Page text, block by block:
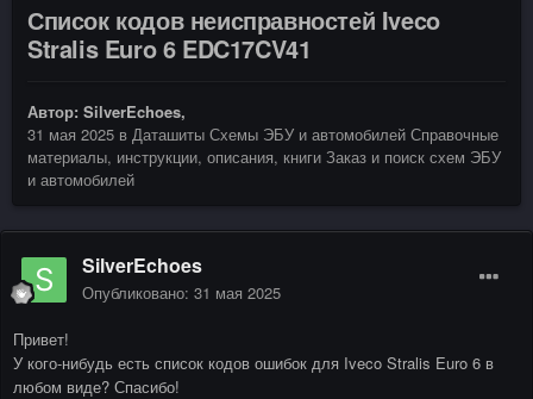
Список кодов неисправностей Iveco
Stralis Euro 6 EDC17CV41
Автор: SilverEchoes,
31 мая 2025 в Даташиты Схемы ЭБУ и автомобилей Справочные
материалы, инструкции, описания, книги Заказ и поиск схем ЭБУ
и автомобилей
SilverEchoes
Опубликовано: 31 мая 2025
Привет!
У кого-нибудь есть список кодов ошибок для Iveco Stralis Euro 6 в
любом виде? Спасибо!